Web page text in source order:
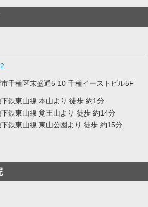
千種区末盛通5-10 千種イーストビル5F
鉄東山線 本山より 徒歩 約1分
鉄東山線 覚王山より 徒歩 約14分
鉄東山線 東山公園より 徒歩 約15分